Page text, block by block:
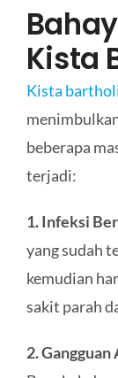
Kista
Kista
beberapa
terjadi:
1. Infeksi
yang sudah
kemudian
sakit parah
2.